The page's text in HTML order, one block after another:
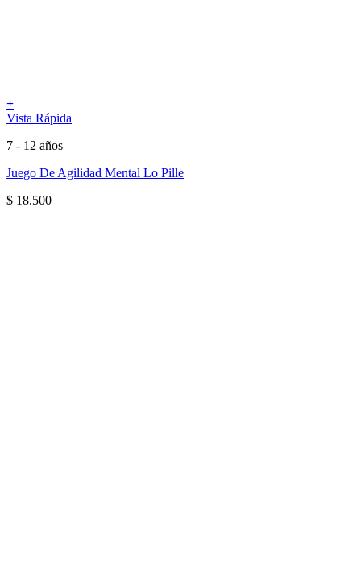
+
Vista Rápida
7 - 12 años
Juego De Agilidad Mental Lo Pille
$ 18.500